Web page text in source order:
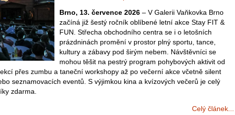
Brno, 13. července 2026 – V Galerii Vaňkovka Brno
začíná již šestý ročník oblíbené letní akce Stay FIT &
FUN. Střecha obchodního centra se i o letošních
prázdninách promění v prostor plný sportu, tance,
kultury a zábavy pod širým nebem. Návštěvníci se
mohou těšit na pestrý program pohybových aktivit od
přes zumbu a taneční workshopy až po večerní akce včetně silent
seznamovacích eventů. S výjimkou kina a kvízových večerů je celý
zdarma.
Celý článek...